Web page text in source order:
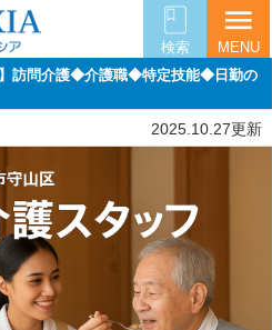
検索
menu
MENU
】訪問介護◆介護職◆特定技能◆日勤の
2025.10.27更新